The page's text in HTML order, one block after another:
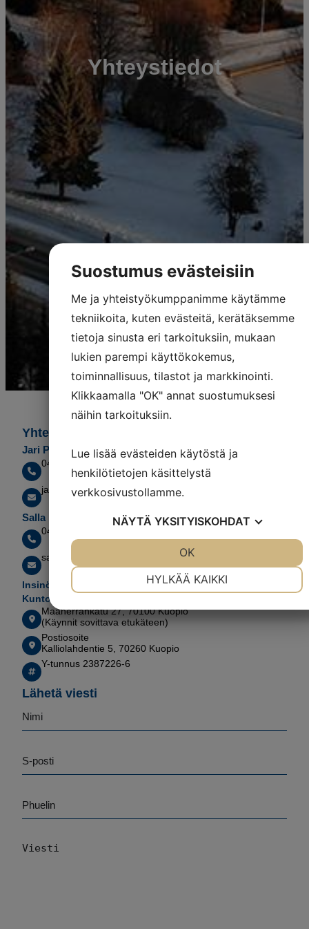
Yhteystiedot
Yhteystiedot
Jari Piippo, ri (AMK)
044 3610333
jari.piippo@skkoy.fi
Salla Nurmi, ri (AMK)
045 78702627
salla.nurmi@skkoy.fi
Insinööritoimisto Savon
Kunto & Kosteus Oy
Maaherrankatu 27, 70100 Kuopio
(Käynnit sovittava etukäteen)
Postiosoite
Kalliolahdentie 5, 70260 Kuopio
Y-tunnus 2387226-6
Lähetä viesti
Suostumus evästeisiin
Me ja yhteistyökumppanimme käytämme
tekniikoita, kuten evästeitä, kerätäksemme
tietoja sinusta eri tarkoituksiin, mukaan
lukien parempi käyttökokemus,
toiminnallisuus, tilastot ja markkinointi.
Klikkaamalla "OK" annat suostumuksesi
näihin tarkoituksiin.
Lue lisää evästeiden käytöstä ja
henkilötietojen käsittelystä
verkkosivustollamme.
NÄYTÄ YKSITYISKOHDAT
MARKKINOINTI
HYLKÄÄ KAIKKI
OK